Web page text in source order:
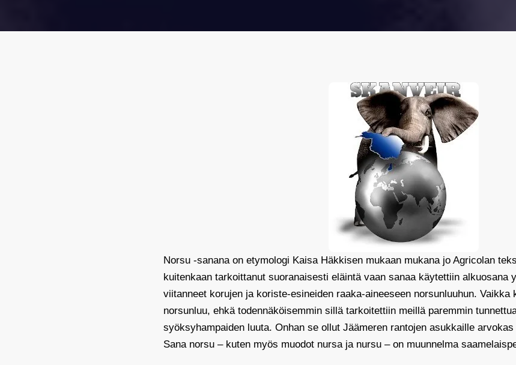
Norsu -sanana on etymologi Kaisa Häkkisen mukaan mukana jo Agricolan
kuitenkaan tarkoittanut suoranaisesti eläintä vaan sanaa käytettiin alkuosana
viitanneet korujen ja koriste-esineiden raaka-aineeseen norsunluuhun.
norsunluu, ehkä todennäköisemmin sillä tarkoitettiin meillä paremmin
syöksyhampaiden luuta. Onhan se ollut Jäämeren rantojen asukkaille
Sana norsu – kuten myös muodot nursa ja nursu – on muunnelma